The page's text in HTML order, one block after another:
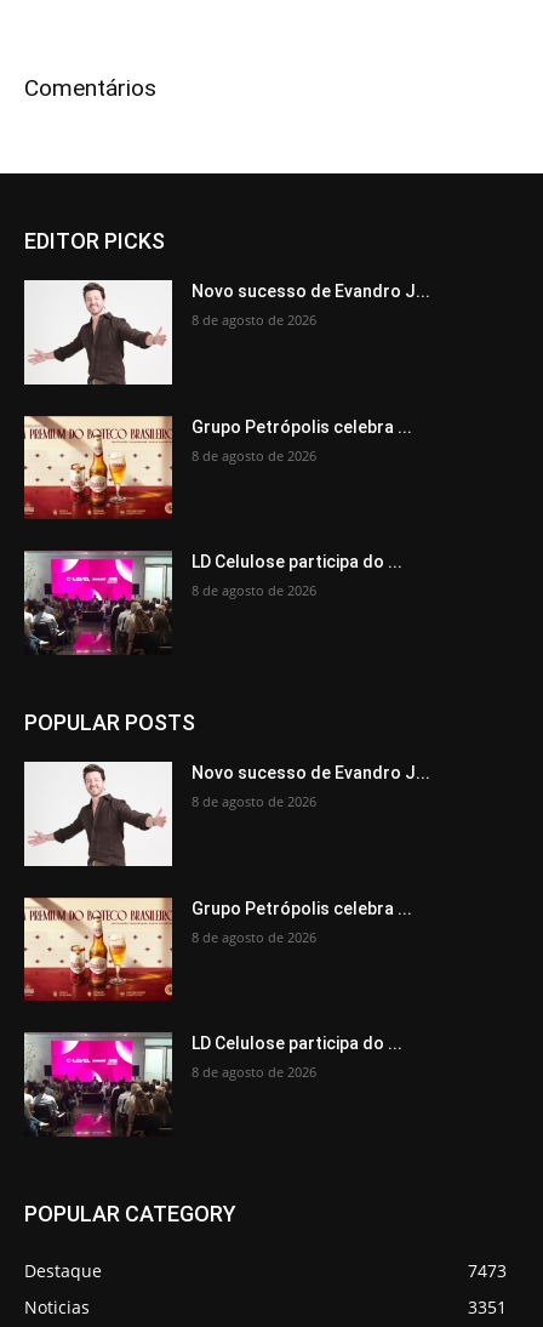
Comentários
EDITOR PICKS
Novo sucesso de Evandro J...
8 de agosto de 2026
Grupo Petrópolis celebra ...
8 de agosto de 2026
LD Celulose participa do ...
8 de agosto de 2026
POPULAR POSTS
Novo sucesso de Evandro J...
8 de agosto de 2026
Grupo Petrópolis celebra ...
8 de agosto de 2026
LD Celulose participa do ...
8 de agosto de 2026
POPULAR CATEGORY
Destaque
7473
Noticias
3351